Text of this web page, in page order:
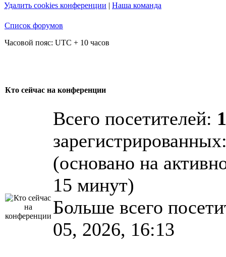
Удалить cookies конференции | Наша команда
Список форумов
Часовой пояс: UTC + 10 часов
Кто сейчас на конференции
Всего посетителей:
(основано на
15 минут)
Больше всего
05, 2026, 16:13